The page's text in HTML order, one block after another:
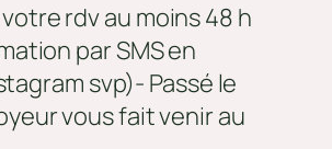
rdv au moins 48 h
par SMS en
svp)- Passé le
vous fait venir au